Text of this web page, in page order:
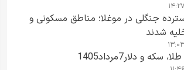
جنگلی در موغلا؛ مناطق مسکونی و
شدند
و دلار7مرداد1405